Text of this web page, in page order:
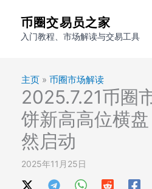
币圈交易员之家
入门教程、市场解读与交易工具
主页 » 币圈市场解读
2025.7.21币圈
饼新高高位横
然启动
2025年11月25日